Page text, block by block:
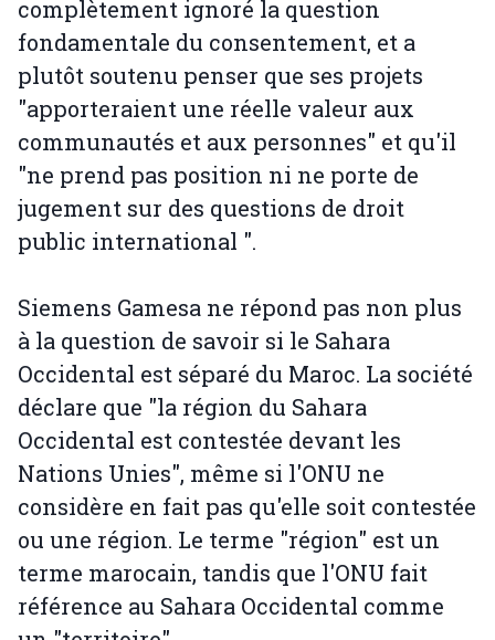
complètement ignoré la question
fondamentale du consentement, et a
plutôt soutenu penser que ses projets
"apporteraient une réelle valeur aux
communautés et aux personnes" et qu'il
"ne prend pas position ni ne porte de
jugement sur des questions de droit
public international ".
Siemens Gamesa ne répond pas non plus
à la question de savoir si le Sahara
Occidental est séparé du Maroc. La société
déclare que "la région du Sahara
Occidental est contestée devant les
Nations Unies", même si l'ONU ne
considère en fait pas qu'elle soit contestée
ou une région. Le terme "région" est un
terme marocain, tandis que l'ONU fait
référence au Sahara Occidental comme